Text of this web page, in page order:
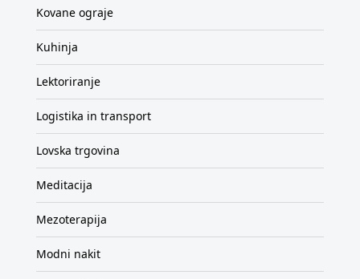
Kovane ograje
Kuhinja
Lektoriranje
Logistika in transport
Lovska trgovina
Meditacija
Mezoterapija
Modni nakit